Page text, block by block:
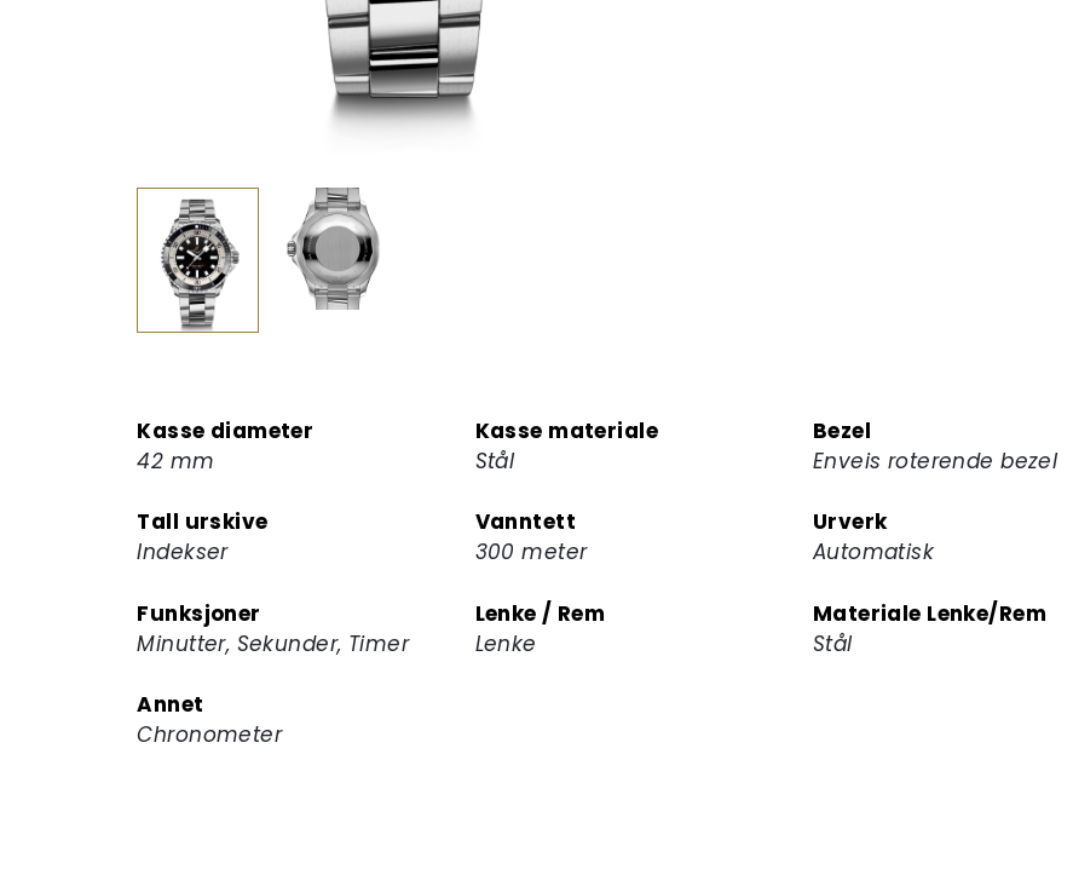
Kasse diameter
42 mm
Kasse materiale
Stål
Bezel
Enveis roterende bezel
Tall urskive
Indekser
Vanntett
300 meter
Urverk
Automatisk
Funksjoner
Minutter, Sekunder, Timer
Lenke / Rem
Lenke
Materiale Lenke/Rem
Stål
Annet
Chronometer